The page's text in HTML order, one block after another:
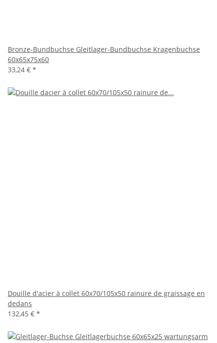
Bronze-Bundbuchse Gleitlager-Bundbuchse Kragenbuchse
60x65x75x60
33,24 € *
Douille d'acier à collet 60x70/105x50 rainure de graissage en
dedans
132,45 € *